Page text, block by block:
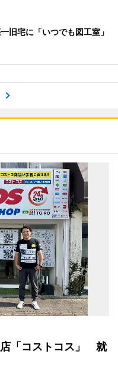
旧宅に「いつでも図工室」
店「コストコス」 就